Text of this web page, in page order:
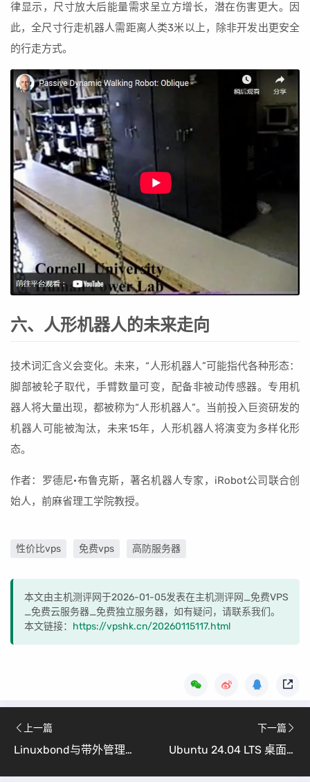
律显示，尺寸放大后能量需求呈立方增长，潜在伤害更大。因
此，全尺寸行走机器人需距离人类3米以上，除非开发出更安全
的行走方式。
六、人形机器人的未来走向
技术词汇含义会变化。未来，“人形机器人”可能指代各种形态：
脚部被轮子取代，手臂数量可变，配备非被动传感器。专用机
器人将大量出现，都被称为“人形机器人”。当前投入巨资研发的
机器人可能被淘汰，未来15年，人形机器人将演变为多样化形
态。
作者：罗德尼·布鲁克斯，著名机器人专家，iRobot公司联合创
始人，前麻省理工学院教授。
性价比vps 免费vps 高防服务器
本文由主机测评网于2026-01-05发表在主机测评网_免费VPS
_免费云服务器_免费独立服务器，如有疑问，请联系我们。
本文链接： https://vpshk.cn/20260115117.html
上一篇
Linuxbond与带外管理完全指南（运维必备的高可用与远程管控实战）
下一篇
Ubuntu 24.04 LTS 桌面版安装问题全记录（小白也能懂的详细教程与解决方案）